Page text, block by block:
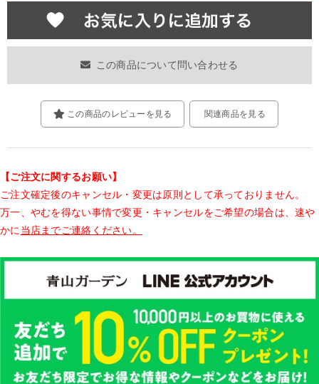
この商品について問い合わせる
関連商品を見る
この商品のレビューを見る
【ご注文に関するお願い】
ご注文確定後のキャンセル・変更は原則として承っておりません。
万一、やむを得ない事情で変更・キャンセルをご希望の場合は、速や
かに当店までご連絡ください。